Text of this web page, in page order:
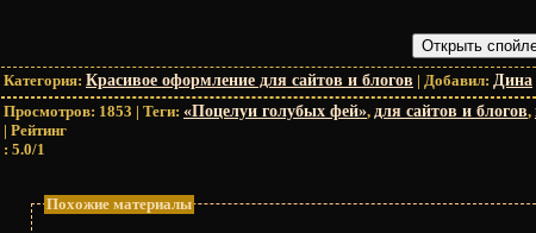
Категория: Красивое оформление для сайтов и блогов | Добавил: Дина
Просмотров: 1853 | Теги: «Поцелуи голубых фей», для сайтов и блогов,
| Рейтинг
: 5.0/1
Похожие материалы